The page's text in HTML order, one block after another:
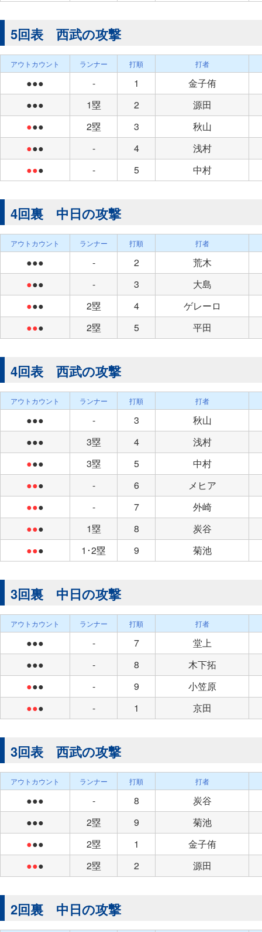
5回表 西武の攻撃
アウトカウント ランナー 打順 打者
●●● - 1
金子侑
●●●
1塁 2
源田
●●● 2塁 3
秋山
●●● - 4
浅村
●●● - 5 中村
4回裏 中日の攻撃
アウトカウント ランナー 打順 打者
●●● - 2
荒木
●●● - 3
大島
●●● 2塁 4
ゲレーロ
●●● 2塁 5 平田
4回表 西武の攻撃
アウトカウント ランナー 打順 打者
●●● - 3
秋山
●●●
3塁 4
浅村
●●● 3塁 5
中村
●●● - 6
メヒア
●●● - 7
外崎
●●● 1塁 8
炭谷
●●● 1･2塁 9 菊池
3回裏 中日の攻撃
アウトカウント ランナー 打順 打者
●●● - 7
堂上
●●●
- 8
木下拓
●●● - 9
小笠原
●●● - 1 京田
3回表 西武の攻撃
アウトカウント ランナー 打順 打者
●●● - 8
炭谷
●●●
2塁 9
菊池
●●● 2塁 1
金子侑
●●● 2塁 2 源田
2回裏 中日の攻撃